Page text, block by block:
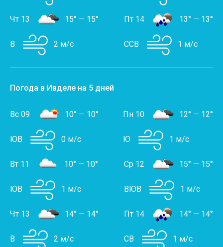
Чт 13 15° — 15°
В 2 м/с
Пт 14 13° — 13°
ССВ 1 м/с
Погода в Ивделе на 5 дней
Вс 09 10° — 10°
ЮВ 0 м/с
Пн 10 12° — 12°
Ю 1 м/с
Вт 11 10° — 10°
ЮВ 1 м/с
Ср 12 15° — 15°
ВЮВ 1 м/с
Чт 13 14° — 14°
В 2 м/с
Пт 14 14° — 14°
СВ 1 м/с